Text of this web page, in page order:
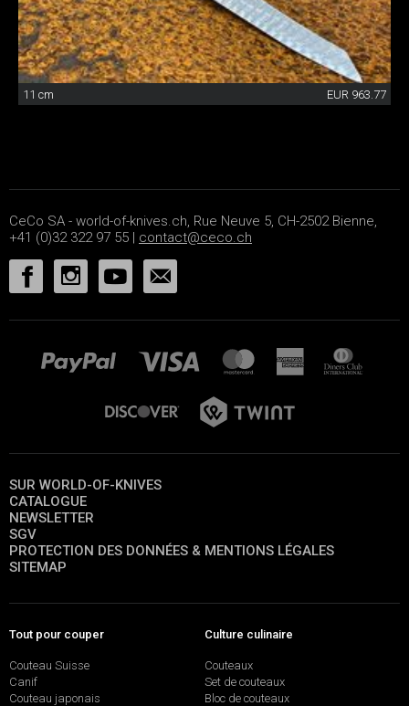
11 cm EUR 963.77
CeCo SA - world-of-knives.ch, Rue Neuve 5, CH-2502 Bienne,
+41 (0)32 322 97 55 | contact@ceco.ch
SUR WORLD-OF-KNIVES
CATALOGUE
NEWSLETTER
SGV
PROTECTION DES DONNÉES & MENTIONS LÉGALES
SITEMAP
Tout pour couper
Couteau Suisse
Canif
Couteau japonais
Culture culinaire
Couteaux
Set de couteaux
Bloc de couteaux